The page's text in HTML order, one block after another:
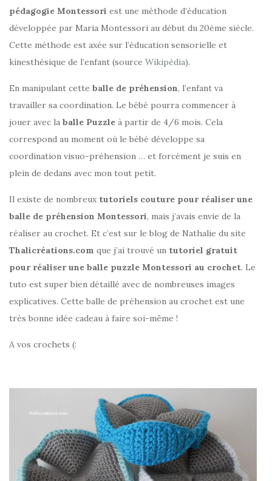
pédagogie Montessori est une méthode d’éducation
développée par Maria Montessori au début du 20ème siècle.
Cette méthode est axée sur l’éducation sensorielle et
kinesthésique de l’enfant (source Wikipédia).
En manipulant cette balle de préhension, l’enfant va
travailler sa coordination. Le bébé pourra commencer à
jouer avec la balle Puzzle à partir de 4/6 mois. Cela
correspond au moment où le bébé développe sa
coordination visuo-préhension … et forcément je suis en
plein de dedans avec mon tout petit.
Il existe de nombreux tutoriels couture pour réaliser une
balle de préhension Montessori, mais j’avais envie de la
réaliser au crochet. Et c’est sur le blog de Nathalie du site
Thalicréations.com que j’ai trouvé un tutoriel gratuit
pour réaliser une balle puzzle Montessori au crochet. Le
tuto est super bien détaillé avec de nombreuses images
explicatives. Cette balle de préhension au crochet est une
très bonne idée cadeau à faire soi-même !
A vos crochets (: